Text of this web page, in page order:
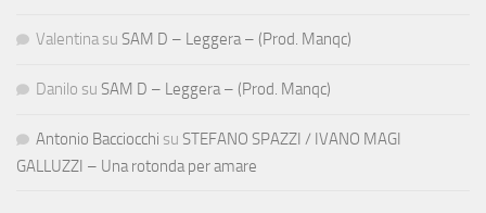
Valentina su SAM D – Leggera – (Prod. Manqc)
Danilo su SAM D – Leggera – (Prod. Manqc)
Antonio Bacciocchi su STEFANO SPAZZI / IVANO MAGI
GALLUZZI – Una rotonda per amare